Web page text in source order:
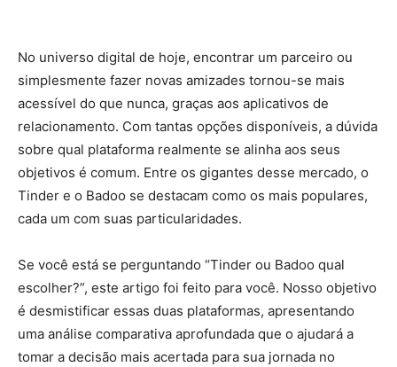
No universo digital de hoje, encontrar um parceiro ou
simplesmente fazer novas amizades tornou-se mais
acessível do que nunca, graças aos aplicativos de
relacionamento. Com tantas opções disponíveis, a dúvida
sobre qual plataforma realmente se alinha aos seus
objetivos é comum. Entre os gigantes desse mercado, o
Tinder e o Badoo se destacam como os mais populares,
cada um com suas particularidades.
Se você está se perguntando “Tinder ou Badoo qual
escolher?”, este artigo foi feito para você. Nosso objetivo
é desmistificar essas duas plataformas, apresentando
uma análise comparativa aprofundada que o ajudará a
tomar a decisão mais acertada para sua jornada no